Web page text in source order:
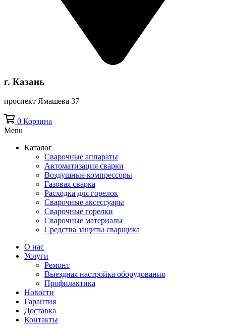
г. Казань
проспект Ямашева 37
0 Корзина
Menu
Каталог
Сварочные аппараты
Автоматизация сварки
Воздушные компрессоры
Газовая сварка
Расходка для горелок
Сварочные аксессуары
Сварочные горелки
Сварочные материалы
Средства защиты сварщика
О нас
Услуги
Ремонт
Выездная настройка оборудования
Профилактика
Новости
Гарантия
Доставка
Контакты